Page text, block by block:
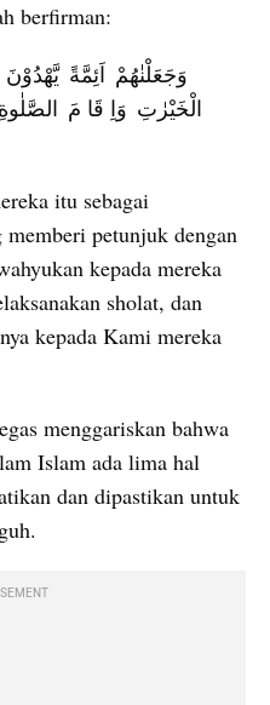
berfirman:
وَجَعَلْنٰهُمْ  اَئِمَّةً  يَّهْدُوْنَ
الْخَيْرٰتِ  وَاِ قَا مَ  الصَّلٰوةِ
itu sebagai
petunjuk dengan
kepada mereka
sholat, dan
kepada Kami mereka
menggariskan bahwa
Islam ada lima hal
dan dipastikan untuk